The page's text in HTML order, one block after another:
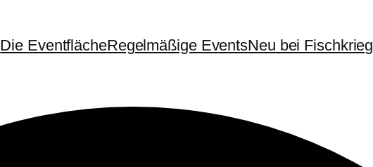
Die EventflächeRegelmäßige EventsNeu bei Fischkrieg